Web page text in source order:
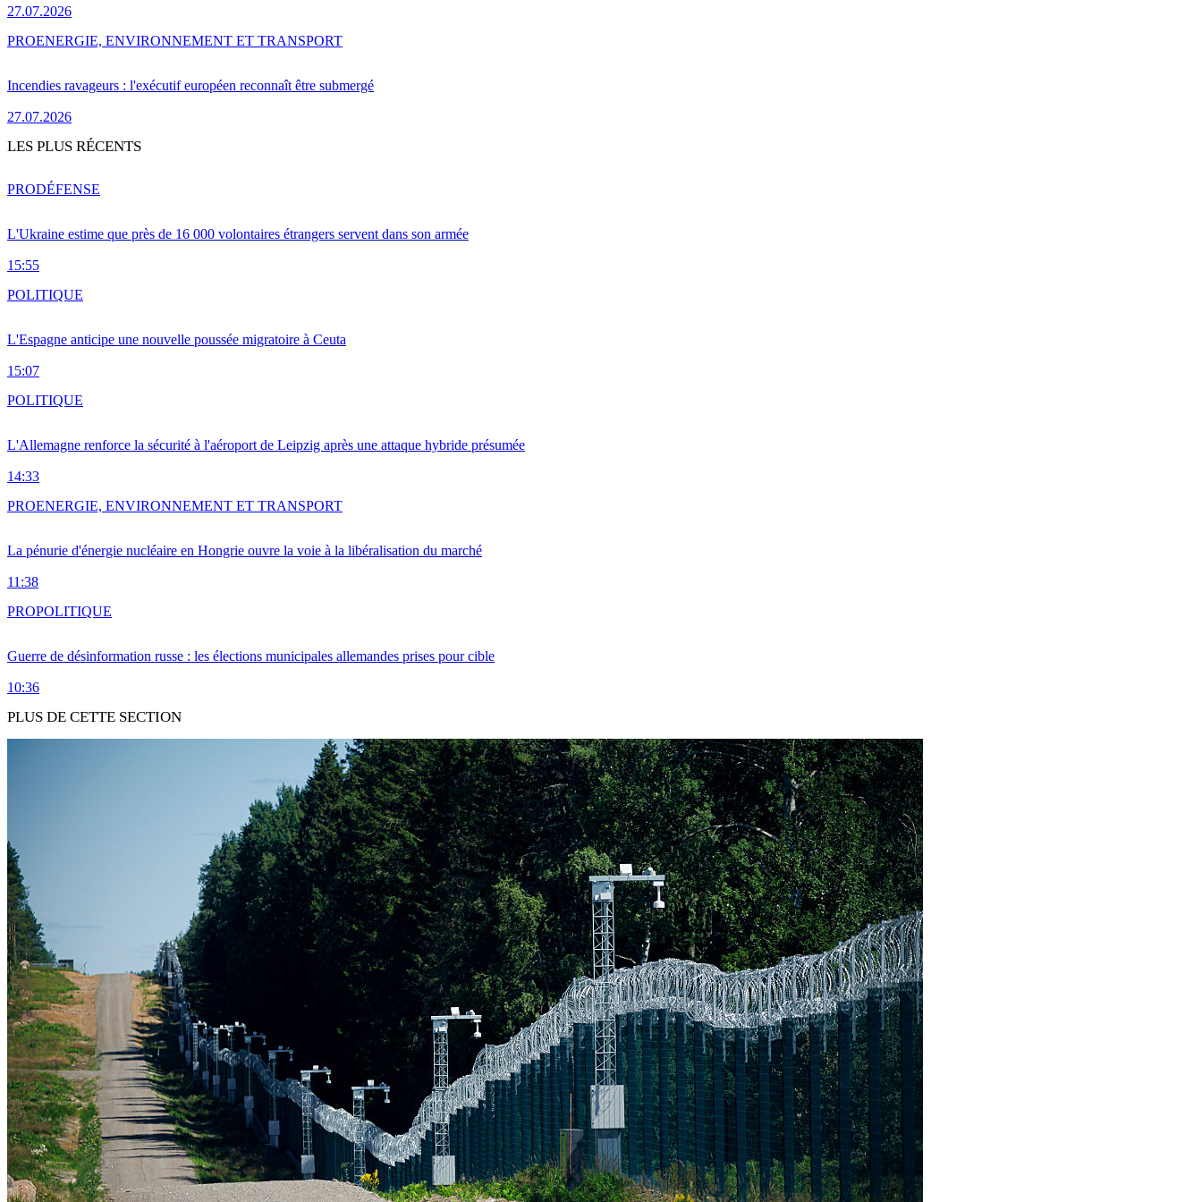
27.07.2026
Incendies ravageurs : l'exécutif européen reconnaît être submergé
27.07.2026
PROENERGIE, ENVIRONNEMENT ET TRANSPORT
LES PLUS RÉCENTS
L'Ukraine estime que près de 16 000 volontaires étrangers servent dans son armée
15:55
PRODÉFENSE
L'Espagne anticipe une nouvelle poussée migratoire à Ceuta
15:07
POLITIQUE
L'Allemagne renforce la sécurité à l'aéroport de Leipzig après une attaque hybride présumée
14:33
POLITIQUE
La pénurie d'énergie nucléaire en Hongrie ouvre la voie à la libéralisation du marché
11:38
PROENERGIE, ENVIRONNEMENT ET TRANSPORT
Guerre de désinformation russe : les élections municipales allemandes prises pour cible
10:36
PROPOLITIQUE
PLUS DE CETTE SECTION